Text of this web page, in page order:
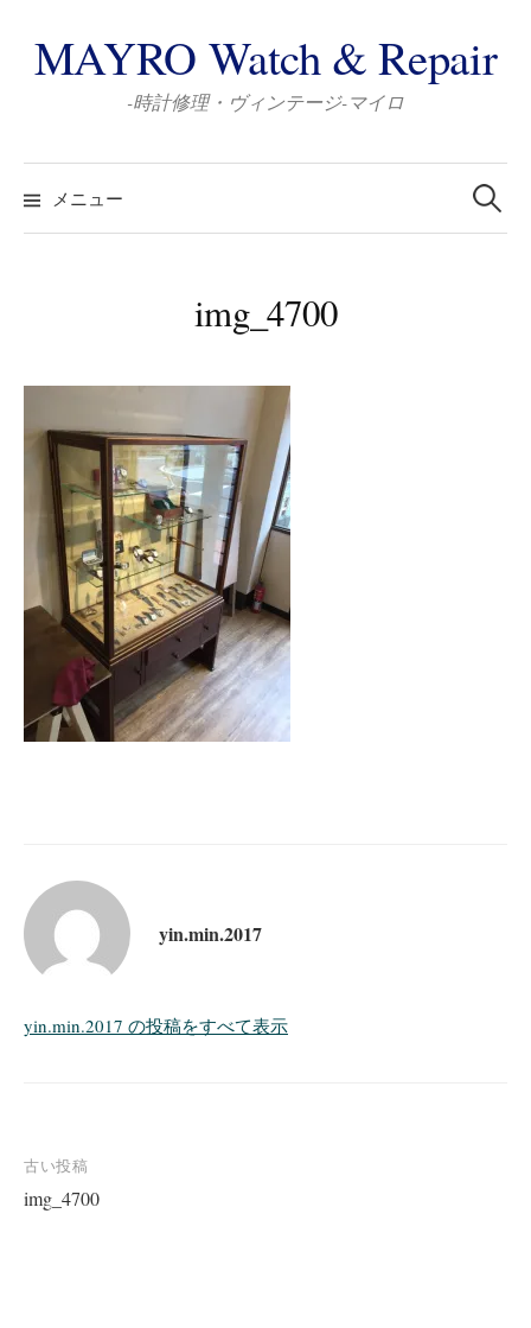
ン
テ
ス
キ
MAYRO Watch & Repair
-時計修理・ヴィンテージ-マイロ
メニュー
検
索:
img_4700
yin.min.2017
yin.min.2017 の投稿をすべて表示
投
稿
古い投稿
img_4700